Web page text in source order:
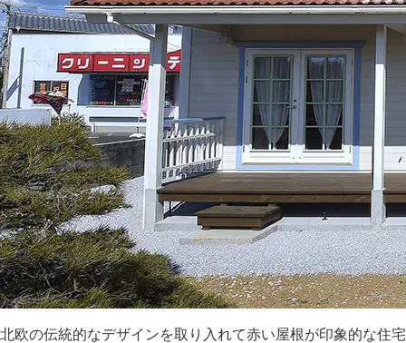
北欧の伝統的なデザインを取り入れて赤い屋根が印象的な住